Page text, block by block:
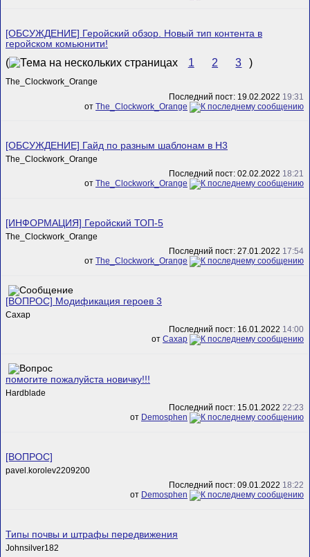
[ОБСУЖДЕНИЕ] Геройский обзор. Новый тип контента в
геройском комьюнити!
( 1 2 3 )
The_Clockwork_Orange
Последний пост: 19.02.2022 19:31
от The_Clockwork_Orange
[ОБСУЖДЕНИЕ] Гайд по разным шаблонам в H3
The_Clockwork_Orange
Последний пост: 02.02.2022 18:21
от The_Clockwork_Orange
[ИНФОРМАЦИЯ] Геройский ТОП-5
The_Clockwork_Orange
Последний пост: 27.01.2022 17:54
от The_Clockwork_Orange
[ВОПРОС] Модификация героев 3
Сахар
Последний пост: 16.01.2022 14:00
от Сахар
помогите пожалуйста новичку!!!
Hardblade
Последний пост: 15.01.2022 22:23
от Demosphen
[ВОПРОС]
pavel.korolev2209200
Последний пост: 09.01.2022 18:22
от Demosphen
Типы почвы и штрафы передвижения
Johnsilver182